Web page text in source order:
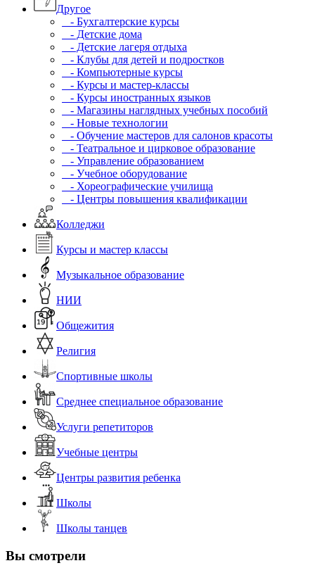
Другое
- Бухгалтерские курсы
- Детские дома
- Детские лагеря отдыха
- Клубы для детей и подростков
- Компьютерные курсы
- Курсы и мастер-классы
- Курсы иностранных языков
- Магазины наглядных учебных пособий
- Новые технологии
- Обучение мастеров для салонов красоты
- Театральное и цирковое образование
- Управление образованием
- Учебное оборудование
- Хореографические училища
- Центры повышения квалификации
Колледжи
Курсы и мастер классы
Музыкальное образование
НИИ
Общежития
Религия
Спортивные школы
Среднее специальное образование
Услуги репетиторов
Учебные центры
Центры развития ребенка
Школы
Школы танцев
Вы смотрели